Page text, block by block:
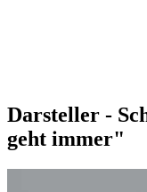
Darsteller -
geht immer"